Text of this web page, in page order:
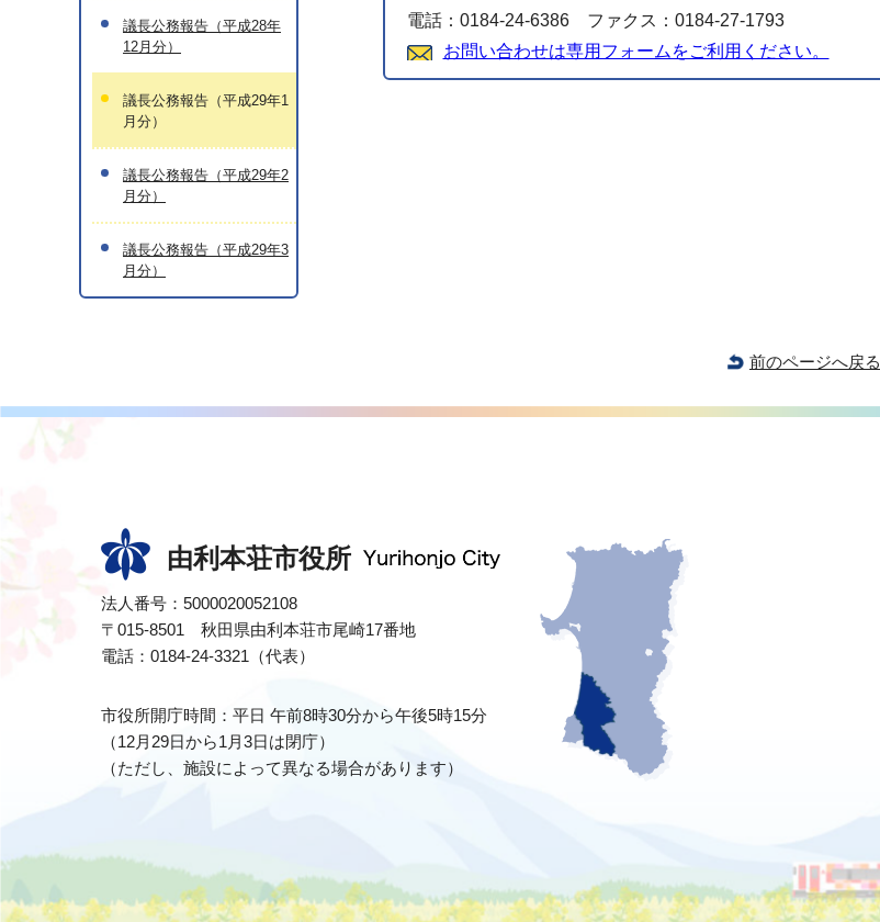
電話：0184-24-6386 ファクス：0184-27-1793
お問い合わせは専用フォームをご利用ください。
議長公務報告（平成28年
12月分）
議長公務報告（平成29年1
月分）
議長公務報告（平成29年2
月分）
議長公務報告（平成29年3
月分）
前のページへ戻る
由利本荘市役所
法人番号：5000020052108
〒015-8501 秋田県由利本荘市尾崎17番地
電話：0184-24-3321（代表）
市役所開庁時間：平日 午前8時30分から午後5時15分
（12月29日から1月3日は閉庁）
（ただし、施設によって異なる場合があります）